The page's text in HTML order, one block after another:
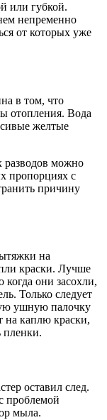
или губкой.
непременно
от которых уже
в том, что
отопления. Вода
желтые
разводов можно
пропорциях с
причину
на
краски. Лучше
когда они засохли,
Только следует
ушную палочку
на каплю краски,
пленки.
оставил след.
проблемой
мыла.